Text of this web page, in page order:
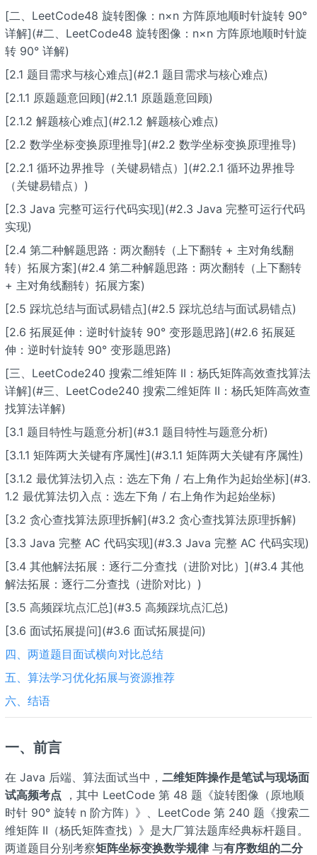
[二、LeetCode48 旋转图像：n×n 方阵原地顺时针旋转 90°
详解](#二、LeetCode48 旋转图像：n×n 方阵原地顺时针旋
转 90° 详解)
[2.1 题目需求与核心难点](#2.1 题目需求与核心难点)
[2.1.1 原题题意回顾](#2.1.1 原题题意回顾)
[2.1.2 解题核心难点](#2.1.2 解题核心难点)
[2.2 数学坐标变换原理推导](#2.2 数学坐标变换原理推导)
[2.2.1 循环边界推导（关键易错点）](#2.2.1 循环边界推导
（关键易错点）)
[2.3 Java 完整可运行代码实现](#2.3 Java 完整可运行代码
实现)
[2.4 第二种解题思路：两次翻转（上下翻转 + 主对角线翻
转）拓展方案](#2.4 第二种解题思路：两次翻转（上下翻转
+ 主对角线翻转）拓展方案)
[2.5 踩坑总结与面试易错点](#2.5 踩坑总结与面试易错点)
[2.6 拓展延伸：逆时针旋转 90° 变形题思路](#2.6 拓展延
伸：逆时针旋转 90° 变形题思路)
[三、LeetCode240 搜索二维矩阵 II：杨氏矩阵高效查找算法
详解](#三、LeetCode240 搜索二维矩阵 II：杨氏矩阵高效查
找算法详解)
[3.1 题目特性与题意分析](#3.1 题目特性与题意分析)
[3.1.1 矩阵两大关键有序属性](#3.1.1 矩阵两大关键有序属性)
[3.1.2 最优算法切入点：选左下角 / 右上角作为起始坐标](#3.
1.2 最优算法切入点：选左下角 / 右上角作为起始坐标)
[3.2 贪心查找算法原理拆解](#3.2 贪心查找算法原理拆解)
[3.3 Java 完整 AC 代码实现](#3.3 Java 完整 AC 代码实现)
[3.4 其他解法拓展：逐行二分查找（进阶对比）](#3.4 其他
解法拓展：逐行二分查找（进阶对比）)
[3.5 高频踩坑点汇总](#3.5 高频踩坑点汇总)
[3.6 面试拓展提问](#3.6 面试拓展提问)
四、两道题目面试横向对比总结
五、算法学习优化拓展与资源推荐
六、结语
一、前言
在 Java 后端、算法面试当中， 二维矩阵操作是笔试与现场面
试高频考点 ，其中 LeetCode 第 48 题《旋转图像（原地顺
时针 90° 旋转 n 阶方阵）》、LeetCode 第 240 题《搜索二
维矩阵 II（杨氏矩阵查找）》是大厂算法题库经典标杆题目。
两道题目分别考察矩阵坐标变换数学规律与有序数组的二分